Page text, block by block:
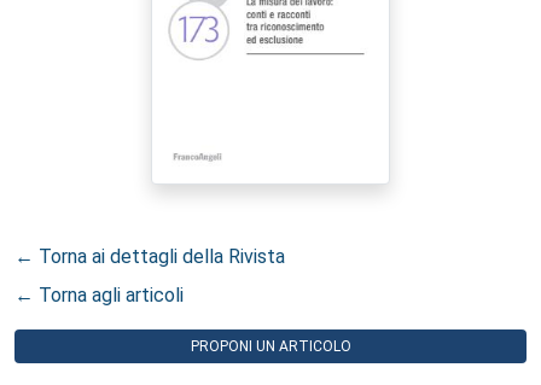
← Torna ai dettagli della Rivista
← Torna agli articoli
PROPONI UN ARTICOLO